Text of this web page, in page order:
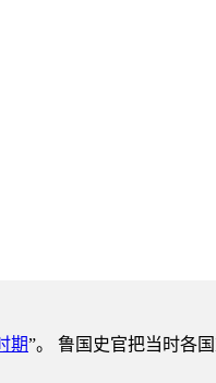
期”。 鲁国史官把当时各